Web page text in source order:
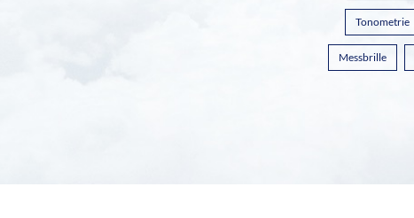
Tonometrie
Messbrille